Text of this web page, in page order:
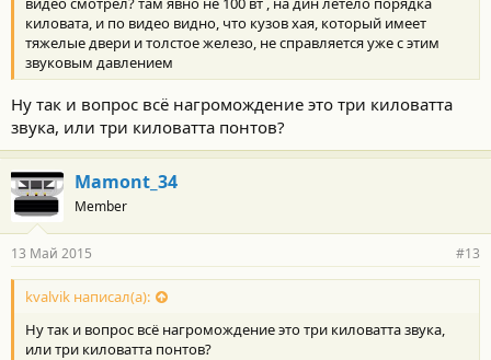
киловата, и по видео видно, что кузов хая, который имеет
тяжелые двери и толстое железо, не справляется уже с этим
звуковым давлением
Ну так и вопрос всё нагромождение это три киловатта
звука, или три киловатта понтов?
Mamont_34
Member
13 Май 2015 #13
kvalvik написал(а):
Ну так и вопрос всё нагромождение это три киловатта звука,
или три киловатта понтов?